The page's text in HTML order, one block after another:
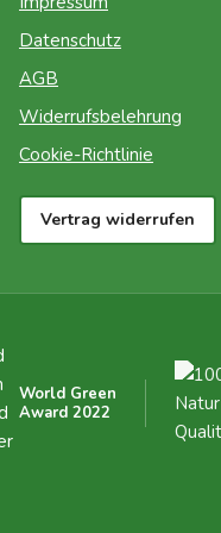
Datenschutz
AGB
Widerrufsbelehrung
Cookie-Richtlinie
Vertrag widerrufen
World Green
Award 2022